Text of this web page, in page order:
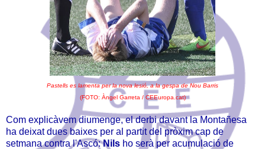
Pastells es lamenta per la nova lesió, a la gespa de Nou Barris
(FOTO: Àngel Garreta / CEEuropa.cat)
Com explicàvem diumenge, el derbi davant la Montañesa
ha deixat dues baixes per al partit del pròxim cap de
setmana contra l'Ascó:Nils ho serà per acumulació de